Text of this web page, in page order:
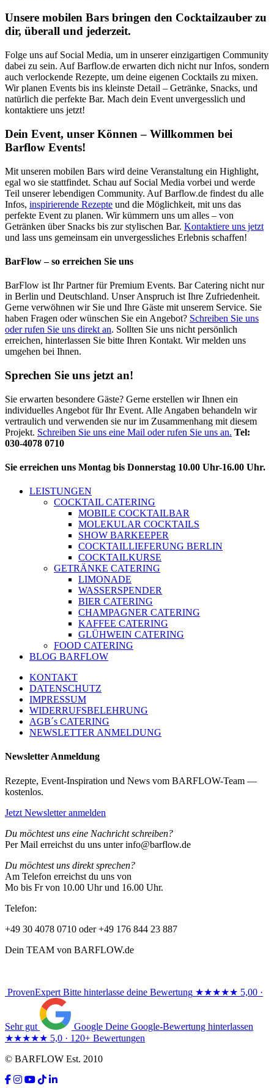
Unsere mobilen Bars bringen den Cocktailzauber zu
dir, überall und jederzeit.
Folge uns auf Social Media, um in unserer einzigartigen Community
dabei zu sein. Auf Barflow.de erwarten dich nicht nur Infos, sondern
auch verlockende Rezepte, um deine eigenen Cocktails zu mixen.
Wir planen Events bis ins kleinste Detail – Getränke, Snacks, und
natürlich die perfekte Bar. Mach dein Event unvergesslich und
kontaktiere uns jetzt!
Dein Event, unser Können – Willkommen bei
Barflow Events!
Mit unseren mobilen Bars wird deine Veranstaltung ein Highlight,
egal wo sie stattfindet. Schau auf Social Media vorbei und werde
Teil unserer lebendigen Community. Auf Barflow.de findest du alle
Infos, inspirierende Rezepte und die Möglichkeit, mit uns das
perfekte Event zu planen. Wir kümmern uns um alles – von
Getränken über Snacks bis zur stylischen Bar. Kontaktiere uns jetzt
und lass uns gemeinsam ein unvergessliches Erlebnis schaffen!
BarFlow – so erreichen Sie uns
BarFlow ist Ihr Partner für Premium Events. Bar Catering nicht nur
in Berlin und Deutschland. Unser Anspruch ist Ihre Zufriedenheit.
Gerne verwöhnen wir Sie und Ihre Gäste mit unserem Service. Sie
haben Fragen oder wünschen Sie ein Angebot? Schreiben Sie uns
oder rufen Sie uns direkt an. Sollten Sie uns nicht persönlich
erreichen, hinterlassen Sie bitte Ihren Kontakt. Wir melden uns
umgehen bei Ihnen.
Sprechen Sie uns jetzt an!
Sie erwarten besondere Gäste? Gerne erstellen wir Ihnen ein
individuelles Angebot für Ihr Event. Alle Angaben behandeln wir
vertraulich und verwenden sie nur im Zusammenhang mit diesem
Projekt. Schreiben Sie uns eine Mail oder rufen Sie uns an. Tel:
030-4078 0710
Sie erreichen uns Montag bis Donnerstag 10.00 Uhr-16.00 Uhr.
LEISTUNGEN
COCKTAIL CATERING
MOBILE COCKTAILBAR
MOLEKULAR COCKTAILS
SHOW BARKEEPER
COCKTAILLIEFERUNG BERLIN
COCKTAILKURSE
GETRÄNKE CATERING
LIMONADE
WASSERSPENDER
BIER CATERING
CHAMPAGNER CATERING
KAFFEE CATERING
GLÜHWEIN CATERING
FOOD CATERING
BLOG BARFLOW
KONTAKT
DATENSCHUTZ
IMPRESSUM
WIDERRUFSBELEHRUNG
AGB´s CATERING
NEWSLETTER ANMELDUNG
Newsletter Anmeldung
Rezepte, Event-Inspiration und News vom BARFLOW-Team —
kostenlos.
Jetzt Newsletter anmelden
Du möchtest uns eine Nachricht schreiben?
Per Mail erreichst du uns unter info@barflow.de
Du möchtest uns direkt sprechen?
Am Telefon erreichst du uns von
Mo bis Fr von 10.00 Uhr und 16.00 Uhr.
Telefon:
+49 30 4078 0710 oder +49 176 844 23 887
Dein TEAM von BARFLOW.de
ProvenExpert Bitte hinterlasse deine Bewertung ★★★★★ 5,00 ·
Sehr gut Google Deine Google-Bewertung hinterlassen
★★★★★ 5,0 · 120+ Bewertungen
© BARFLOW Est. 2010